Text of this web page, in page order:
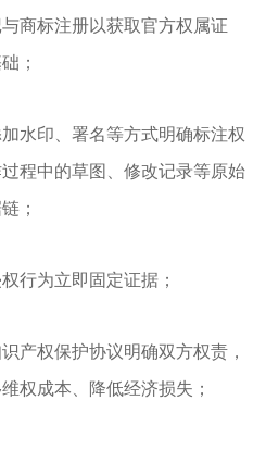
商标注册以获取官方权属证
；
水印、署名等方式明确标注权
程中的草图、修改记录等原始
；
行为立即固定证据；
产权保护协议明确双方权责，
权成本、降低经济损失；